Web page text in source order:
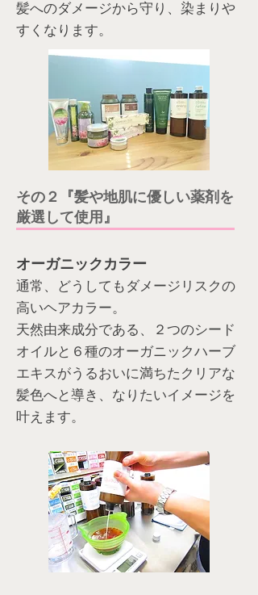
髪へのダメージから守り、染まりや
すくなります。
その２『髪や地肌に優しい薬剤を
厳選して使用』
オーガニックカラー
通常、どうしてもダメージリスクの
高いヘアカラー。
天然由来成分である、２つのシード
オイルと６種のオーガニックハーブ
エキスがうるおいに満ちたクリアな
髪色へと導き、なりたいイメージを
叶えます。